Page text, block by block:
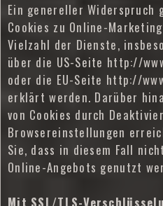
Ein genereller Widerspruch
Cookies zu Online-
Vielzahl der Dienste,
über die US-Seite http://
oder die EU-Seite http://
erklärt werden. Darüber
von Cookies durch
Browsereinstellungen
Sie, dass in diesem Fall
Online-Angebots genutzt
Mit SSL/TLS-